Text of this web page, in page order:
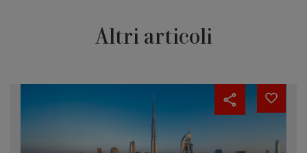
Altri articoli